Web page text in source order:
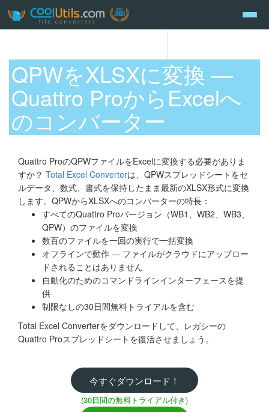
QPWをXLSXに変換 —
Quattro ProからExcelへ
のコンバーター
Quattro ProのQPWファイルをExcelに変換する必要がありま
すか？ Total Excel Converterは、QPWスプレッドシートをセ
ルデータ、数式、書式を保持したまま最新のXLSX形式に変換
します。QPWからXLSXへのコンバーターの特長：
すべてのQuattro Proバージョン（WB1、WB2、WB3、
QPW）のファイルを変換
数百のファイルを一回の実行で一括変換
オフラインで動作 — ファイルがクラウドにアップロー
ドされることはありません
自動化のためのコマンドラインインターフェースを提
供
制限なしの30日間無料トライアルを含む
Total Excel Converterをダウンロードして、レガシーの
Quattro Proスプレッドシートを復活させましょう。
今すぐダウンロード！
(30日間の無料トライアル付き)